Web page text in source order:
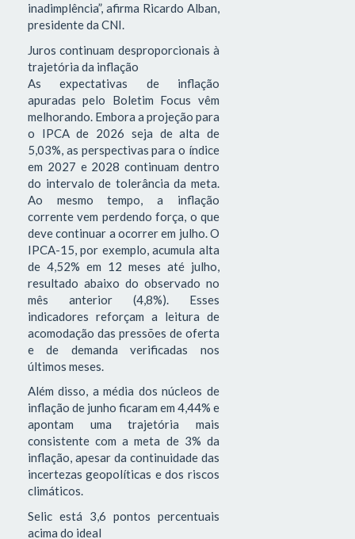
inadimplência”, afirma Ricardo Alban,
presidente da CNI.
Juros continuam desproporcionais à
trajetória da inflação
As expectativas de inflação
apuradas pelo Boletim Focus vêm
melhorando. Embora a projeção para
o IPCA de 2026 seja de alta de
5,03%, as perspectivas para o índice
em 2027 e 2028 continuam dentro
do intervalo de tolerância da meta.
Ao mesmo tempo, a inflação
corrente vem perdendo força, o que
deve continuar a ocorrer em julho. O
IPCA-15, por exemplo, acumula alta
de 4,52% em 12 meses até julho,
resultado abaixo do observado no
mês anterior (4,8%). Esses
indicadores reforçam a leitura de
acomodação das pressões de oferta
e de demanda verificadas nos
últimos meses.
Além disso, a média dos núcleos de
inflação de junho ficaram em 4,44% e
apontam uma trajetória mais
consistente com a meta de 3% da
inflação, apesar da continuidade das
incertezas geopolíticas e dos riscos
climáticos.
Selic está 3,6 pontos percentuais
acima do ideal